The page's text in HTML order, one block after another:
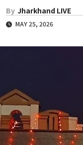
By Jharkhand LIVE
MAY 25, 2026